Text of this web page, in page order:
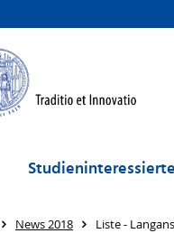
Studieninteressierte
News 2018 Liste -